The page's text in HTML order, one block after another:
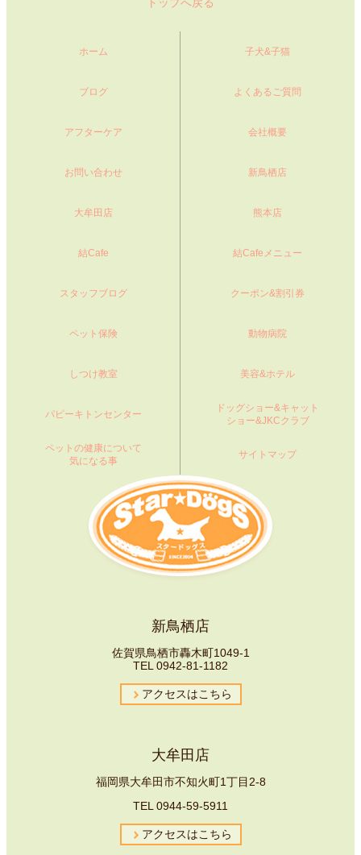
ホーム 子犬&子猫
ブログ よくあるご質問
アフターケア 会社概要
お問い合わせ 新鳥栖店
大牟田店 熊本店
結Cafe 結Cafeメニュー
スタッフブログ クーポン&割引券
ペット保険 動物病院
しつけ教室 美容&ホテル
パピーキトンセンター
ドッグショー&キャット
ショー&JKCクラブ
ペットの健康について
気になる事
サイトマップ
新鳥栖店
佐賀県鳥栖市轟木町1049-1
TEL 0942-81-1182
アクセスはこちら
大牟田店
福岡県大牟田市不知火町1丁目2-8
TEL 0944-59-5911
アクセスはこちら